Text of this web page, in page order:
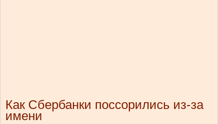
Как Сбербанки поссорились из-за
имени